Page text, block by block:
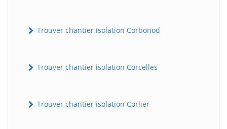
Trouver chantier isolation Corbonod
Trouver chantier isolation Corcelles
Trouver chantier isolation Corlier
B Assistant en ligne